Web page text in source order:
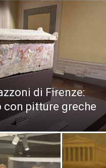
di Firenze:
con pitture greche